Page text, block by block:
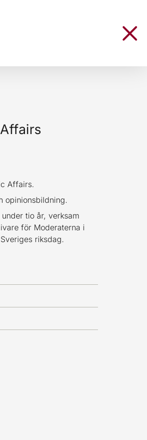
Affairs.
opinionsbildning.
tio år, verksam
för Moderaterna i
riksdag.